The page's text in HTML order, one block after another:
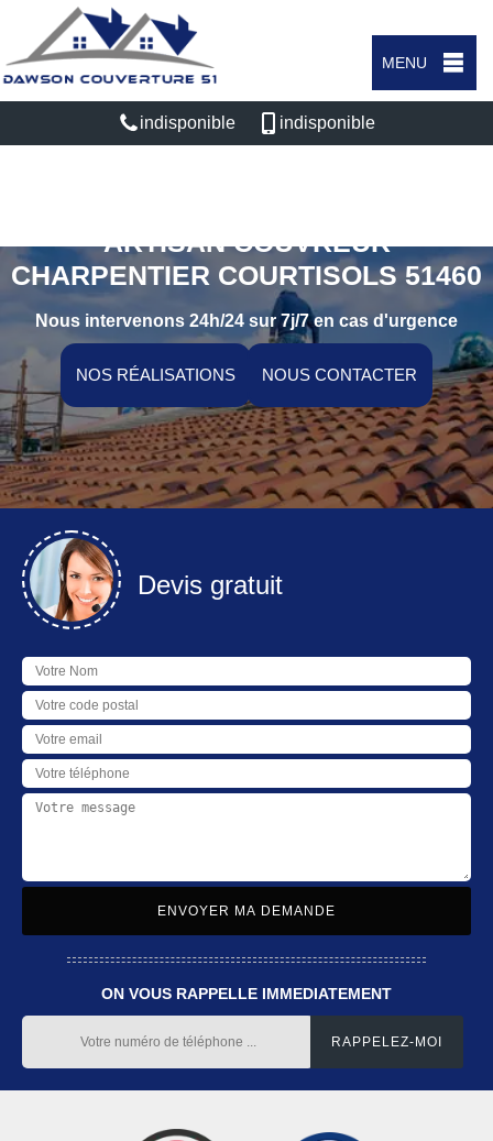
MENU
indisponible indisponible
ARTISAN COUVREUR
CHARPENTIER COURTISOLS 51460
Nous intervenons 24h/24 sur 7j/7 en cas d'urgence
NOS RÉALISATIONS NOUS CONTACTER
Devis gratuit
ON VOUS RAPPELLE IMMEDIATEMENT